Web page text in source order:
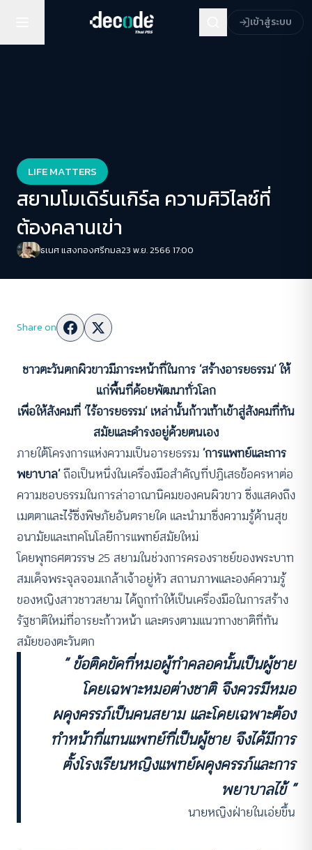
เข้าสู่ระบบ
LIFE MATTERS
สยามโมเดิร์นเกิร์ล ความศิวิไลซ์ที่
ต้องคลานเข่า
ธเนศ แสงทองศรีกมล23 พ.ย. 2566 17:00
Share on
ชาวตะวันตกผิวขาวมีภาระหน้าที่ในการ ‘สร้างอารยธรรม’ ให้
แก่พื้นที่ด้อยพัฒนาทั่วโลก
เพื่อให้สังคมที่ ‘ไร้อารยธรรม’ เหล่านั้นก้าวเท้าเข้าสู่สังคมที่ทัน
สมัยและดำรงอยู่ด้วยตนเอง
ภายใต้โครงการแห่งความเป็นอารยธรรม‘การแพทย์และการ
พยาบาล’ถือเป็นหนึ่งในเครื่องมือสำคัญที่ปฏิเสธข้อครหาต่อ
ความชอบธรรมในการล่าอาณานิคมของคนผิวขาว ซึ่งแสดงถึง
เมตตาและไร้ซึ่งพิษภัยอันตรายใด และนำมาซึ่งความรู้ด้านสุข
อนามัยและเทคโนโลยีการแพทย์สมัยใหม่
โดยพุทธศตวรรษ 25 สยามในช่วงการครองราชย์ของพระบาท
สมเด็จพระจุลจอมเกล้าเจ้าอยู่หัว สถานภาพและองค์ความรู้
ของหญิงสาวชาวสยาม ได้ถูกทำให้เป็นเครื่องมือในการสร้าง
รัฐชาติใหม่ที่อารยะก้าวหน้า และตรงตามแนวทางชาติที่ทัน
สมัยของตะวันตก
“ ข้อติดขัดที่หมอผู้ทำคลอดนั้นเป็นผู้ชาย
โดยเฉพาะหมอต่างชาติ จึงควรมีหมอ
ผดุงครรภ์เป็นคนสยาม และโดยเฉพาะต้อง
ทำหน้าที่แทนแพทย์ที่เป็นผู้ชาย จึงได้มีการ
ตั้งโรงเรียนหญิงแพทย์ผดุงครรภ์และการ
พยาบาลไข้ ”
นายหญิงฝ่ายในเอ่ยขึ้น